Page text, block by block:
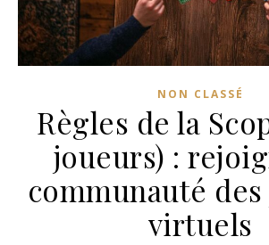
NON CLASSÉ
Règles de la
joueurs) :
communauté
virtuels